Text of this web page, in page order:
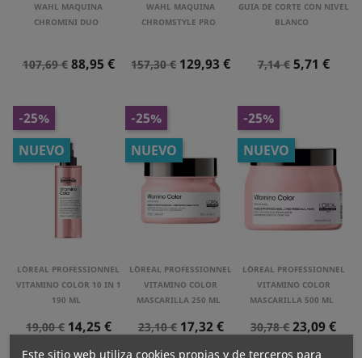
WAHL MAQUINA
CHROMINI DUO
Precio
107,69 € Precio
88,95 €
WAHL MAQUINA
CHROMSTYLE PRO
Precio
157,30 € Precio
129,93 €
GUIA DE CORTE CON NIVEL
BLANCO
Precio
7,14 € Precio
5,71 €
L´OREAL PROFESSIONNEL
VITAMINO COLOR 10 IN 1
190 ML
Precio
19,00 € Precio
14,25 €
-25%
NUEVO
L´OREAL PROFESSIONNEL
VITAMINO COLOR
MASCARILLA 250 ML
Precio
23,10 € Precio
17,32 €
-25%
NUEVO
L´OREAL PROFESSIONNEL
VITAMINO COLOR
MASCARILLA 500 ML
Precio
30,78 € Precio
23,09 €
-25%
NUEVO
Este sitio web utiliza cookies propias y de terceros para